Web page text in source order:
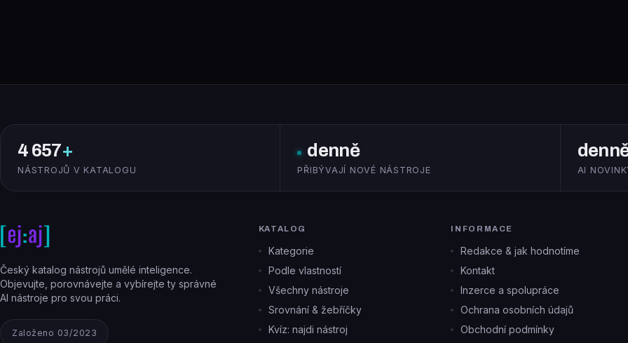
4 657+
NÁSTROJŮ V KATALOGU
denně
PŘIBÝVAJÍ NOVÉ NÁSTROJE AI
Český katalog nástrojů umělé inteligence.
Objevujte, porovnávejte a vybírejte ty správné
AI nástroje pro svou práci.
Založeno 03/2023
KATALOG
Kategorie
Podle vlastností
Všechny nástroje
Srovnání & žebříčky
Kvíz: najdi nástroj
INFORMACE
Redakce & jak hodnotíme
Kontakt
Inzerce a spolupráce
Ochrana osobních údajů
Obchodní podmínky